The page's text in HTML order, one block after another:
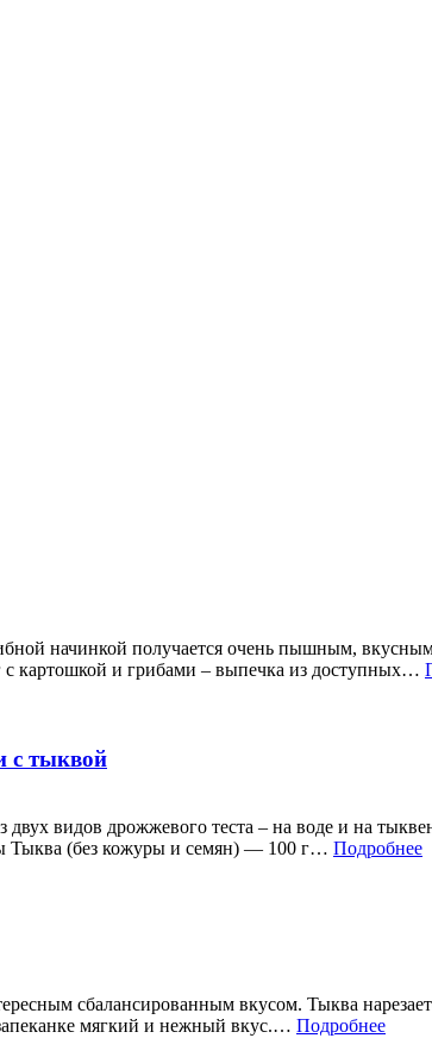
начинкой получается очень пышным,
с картошкой и грибами – выпечка из доступных…
с тыквой
двух видов дрожжевого теста – на воде и на
Тыква (без кожуры и семян) — 100 г… Подробнее
сбалансированным вкусом. Тыква
мягкий и нежный вкус.… Подробнее